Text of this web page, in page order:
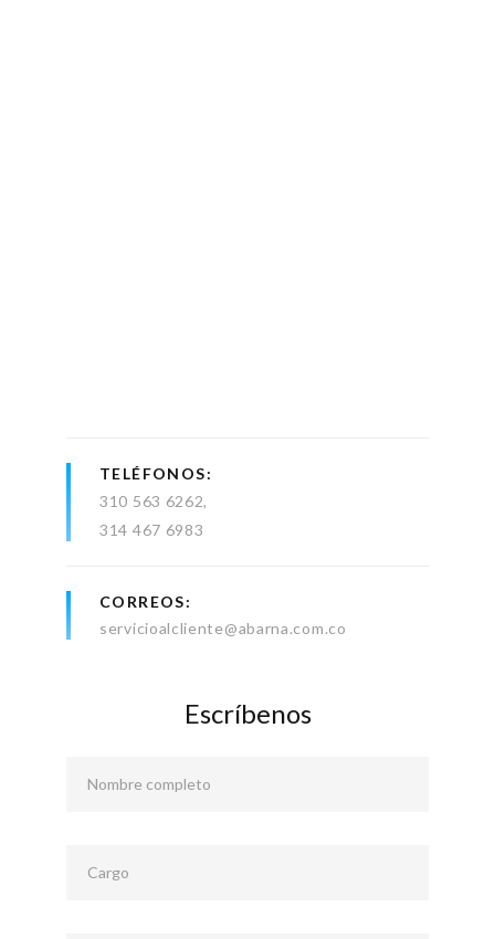
TELÉFONOS
310 563 6262
314 467 6983
CORREOS
servicioalcliente@abarna.com.co
Escríbenos
Nombre completo
Cargo